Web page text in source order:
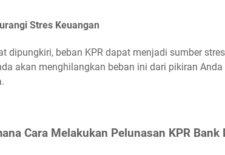
Stres Keuangan
dipungkiri, beban KPR dapat menjadi sumber
akan menghilangkan beban ini dari pikiran
Cara Melakukan Pelunasan KPR Bank